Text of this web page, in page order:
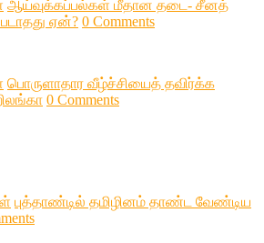
ஆய்வுக்கப்பல்கள் மீதான தடை- சீனத்
ஏன்? 0 Comments
பொருளாதார வீழ்ச்சியைத் தவிர்க்க
0 Comments
புத்தாண்டில் தமிழினம் தாண்ட வேண்டிய